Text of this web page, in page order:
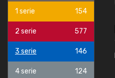
1 serie 154
2 serie 577
3 serie 146
4 serie 124